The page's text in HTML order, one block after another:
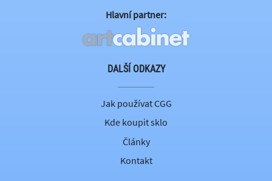
Hlavní partner:
DALŠÍ ODKAZY
Jak používat CGG
Kde koupit sklo
Články
Kontakt